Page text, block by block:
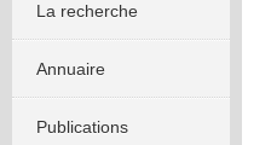
La recherche
Annuaire
Publications